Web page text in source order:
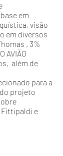
em
visão
em diversos
, 3%
AVIÃO
além de
para a
projeto
Fittipaldi e